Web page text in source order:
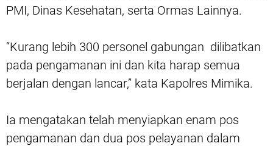
PMI, Dinas Kesehatan, serta Ormas Lainnya.
“Kurang lebih 300 personel gabungan dilibatkan
pada pengamanan ini dan kita harap semua
berjalan dengan lancar,” kata Kapolres Mimika.
Ia mengatakan telah menyiapkan enam pos
pengamanan dan dua pos pelayanan dalam